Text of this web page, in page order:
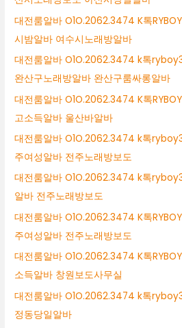
대전룸알바 O1O.2062.3474 K톡
시밤알바 여수시노래방알바
대전룸알바 O1O.2062.3474 k톡
완산구노래방알바 완산구룸싸롱알바
대전룸알바 O1O.2062.3474 K톡
고소득알바 울산바알바
대전룸알바 O1O.2062.3474 k톡
주여성알바 전주노래방보도
대전룸알바 O1O.2062.3474 k톡
알바 전주노래방보도
대전룸알바 O1O.2062.3474 K톡
주여성알바 전주노래방보도
대전룸알바 O1O.2062.3474 K톡
소득알바 창원보도사무실
대전룸알바 O1O.2062.3474 k톡
정동당일알바